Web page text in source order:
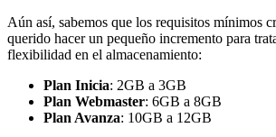
Aún así, sabemos que los requisitos mínimos
querido hacer un pequeño incremento para
flexibilidad en el almacenamiento:
Plan Inicia: 2GB a 3GB
Plan Webmaster: 6GB a 8GB
Plan Avanza: 10GB a 12GB